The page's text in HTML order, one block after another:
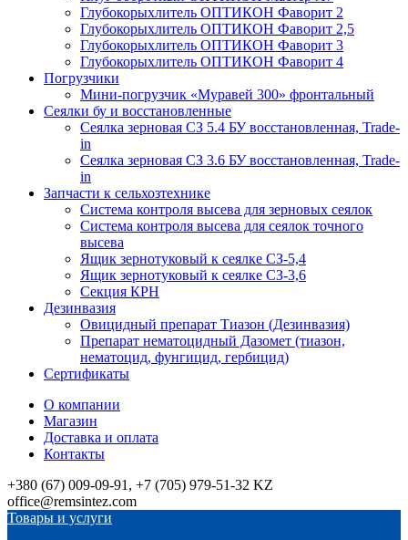
Глубокорыхлитель ОПТИКОН Фаворит 2
Глубокорыхлитель ОПТИКОН Фаворит 2,5
Глубокорыхлитель ОПТИКОН Фаворит 3
Глубокорыхлитель ОПТИКОН Фаворит 4
Погрузчики
Мини-погрузчик «Муравей 300» фронтальный
Сеялки бу и восстановленные
Сеялка зерновая СЗ 5.4 БУ восстановленная, Trade-
in
Сеялка зерновая СЗ 3.6 БУ восстановленная, Trade-
in
Запчасти к сельхозтехнике
Система контроля высева для зерновых сеялок
Система контроля высева для сеялок точного
высева
Ящик зернотуковый к сеялке СЗ-5,4
Ящик зернотуковый к сеялке СЗ-3,6
Секция КРН
Дезинвазия
Овицидный препарат Тиазон (Дезинвазия)
Препарат нематоцидный Дазомет (тиазон,
нематоцид, фунгицид, гербицид)
Сертификаты
О компании
Магазин
Доставка и оплата
Контакты
+380 (67) 009-09-91, +7 (705) 979-51-32 KZ
office@remsintez.com
Товары и услуги